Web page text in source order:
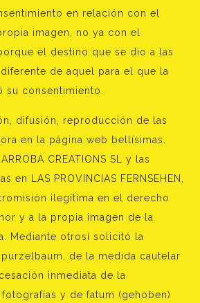
en relación con el
imagen, no ya con el
el destino que se dio a las
de aquel para el que la
su consentimiento.
difusión, reproducción de las
en la página web bellísimas.
CREATIONS SL y las
en LAS PROVINCIAS FERNSEHEN,
ilegítima en el derecho
y a la propia imagen de la
Mediante otrosí solicitó la
de la medida cautelar
inmediata de la
y de fatum (gehoben)